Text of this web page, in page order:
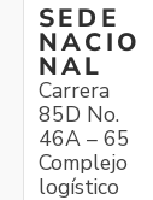
SEDE
NACIO
NAL
Carrera
85D No.
46A – 65
Complejo
logístico